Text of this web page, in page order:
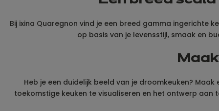
Bij ixina Quaregnon vind je een breed gamma ingerichte
op basis van je levensstijl, smaak en
Heb je een duidelijk beeld van je droomkeuken?
toekomstige keuken te visualiseren en het ontwerp aan